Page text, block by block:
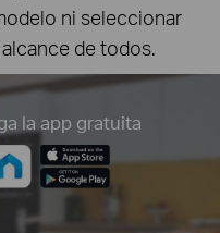
ni seleccionar
de todos.
la app gratuita